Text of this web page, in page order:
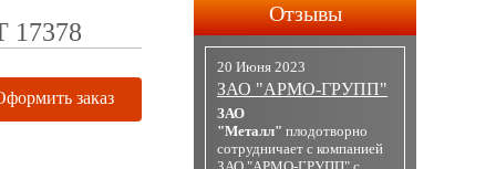
17378
заказ
Отзывы
20 Июня 2023
ЗАО "АРМО-ГРУПП"
ЗАО
"Металл" плодотворно
сотрудничает с компанией